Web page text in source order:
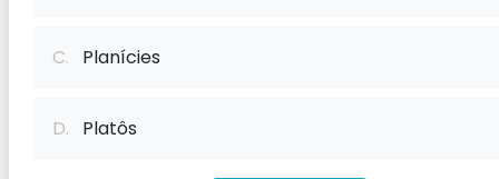
C. Planícies
D. Platôs